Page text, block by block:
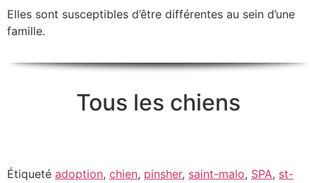
Elles sont susceptibles d’être différentes au sein d’une
famille.
Tous les chiens
Étiqueté adoption, chien, pinsher, saint-malo, SPA, st-